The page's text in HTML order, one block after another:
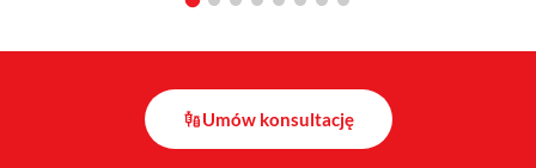
vaccinesUmów konsultację